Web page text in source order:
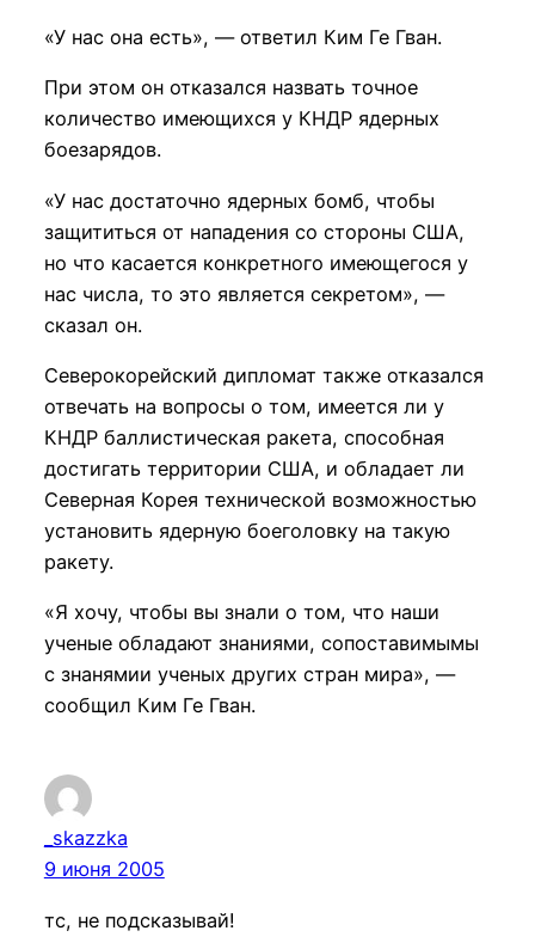
«У нас она есть», — ответил Ким Ге Гван.
При этом он отказался назвать точное
количество имеющихся у КНДР ядерных
боезарядов.
«У нас достаточно ядерных бомб, чтобы
защититься от нападения со стороны США,
но что касается конкретного имеющегося у
нас числа, то это является секретом», —
сказал он.
Северокорейский дипломат также отказался
отвечать на вопросы о том, имеется ли у
КНДР баллистическая ракета, способная
достигать территории США, и обладает ли
Северная Корея технической возможностью
установить ядерную боеголовку на такую
ракету.
«Я хочу, чтобы вы знали о том, что наши
ученые обладают знаниями, сопоставимымы
с знанямии ученых других стран мира», —
сообщил Ким Ге Гван.
_skazzka
9 июня 2005
тс, не подсказывай!